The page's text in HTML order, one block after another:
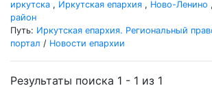
иркутска , Иркутская епархия , Ново-Ленино ,
район
Путь: Иркутская епархия. Региональный
портал / Новости епархии
Результаты поиска 1 - 1 из 1